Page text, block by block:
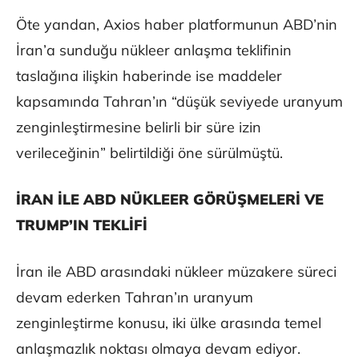
Öte yandan, Axios haber platformunun ABD’nin
İran’a sunduğu nükleer anlaşma teklifinin
taslağına ilişkin haberinde ise maddeler
kapsamında Tahran’ın “düşük seviyede uranyum
zenginleştirmesine belirli bir süre izin
verileceğinin” belirtildiği öne sürülmüştü.
İRAN İLE ABD NÜKLEER GÖRÜŞMELERİ VE
TRUMP’IN TEKLİFİ
İran ile ABD arasındaki nükleer müzakere süreci
devam ederken Tahran’ın uranyum
zenginleştirme konusu, iki ülke arasında temel
anlaşmazlık noktası olmaya devam ediyor.